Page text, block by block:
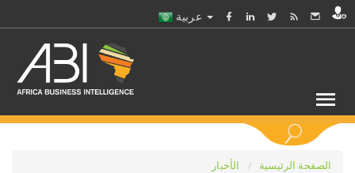
الصفحة الرئيسية
الأخبار